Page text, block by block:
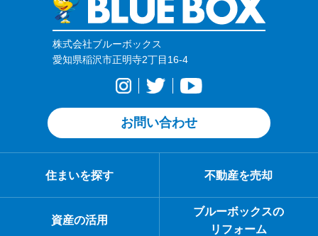
株式会社ブルーボックス
愛知県稲沢市正明寺2丁目16-4
お問い合わせ
住まいを探す 不動産を売却
資産の活用
ブルーボックスの
リフォーム